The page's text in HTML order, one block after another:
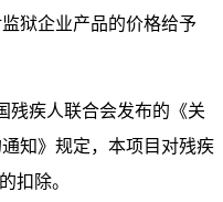
狱企业产品的价格给予
残疾人联合会发布的《关
知》规定，本项目对残疾
扣除。